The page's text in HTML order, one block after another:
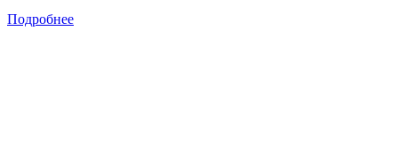
Подробнее